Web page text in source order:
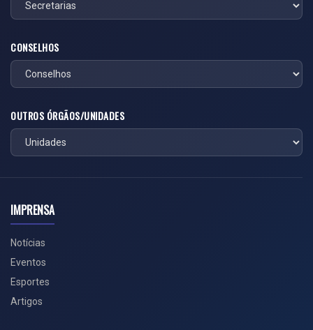
CONSELHOS
OUTROS ÓRGÃOS/UNIDADES
IMPRENSA
Notícias
Eventos
Esportes
Artigos